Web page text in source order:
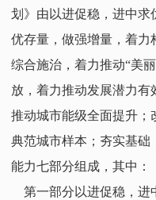
划》由以进促稳，进中求
优存量，做强增量，着力
综合施治，着力推动“美
放，着力推动发展潜力有
推动城市能级全面提升；
典范城市样本；夯实基础
能力七部分组成，其中：
第一部分以进促稳，进